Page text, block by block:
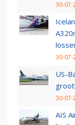
30-07-
30-07-
US-
30-07-
AIS